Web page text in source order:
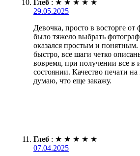
Глеб : ★ ★ ★ ★ ★
29.05.2025
Девочка, просто в восторге
было тяжело выбрать
оказался простым и
быстро, все шаги четко
вовремя, при получении все в
состоянии. Качество печати
думаю, что еще закажу.
Глеб : ★ ★ ★ ★ ★
07.04.2025